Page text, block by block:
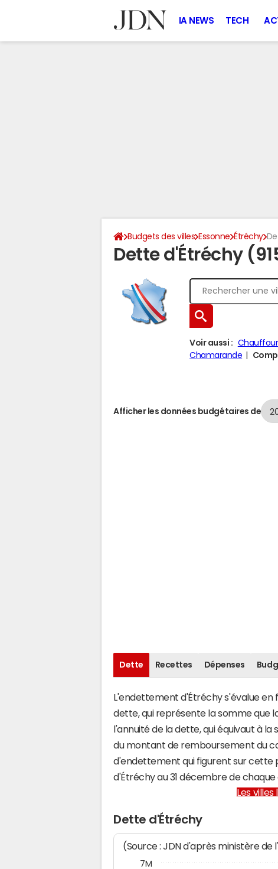
IA NEWS TECH
Budgets des villes Essonne Étréchy
Dette d'Étréchy
Voir aussi :
Chamarande
Afficher les données budgétaires de
Dette Recettes Dépenses
L'endettement d'Étréchy s'évalue en
dette, qui représente la somme que
l'annuité de la dette, qui équivaut à
du montant de remboursement du
d'endettement qui figurent sur cette
d'Étréchy au 31 décembre de chaque
Les
Dette d'Étréchy
(Source : JDN d'après ministère de
7M